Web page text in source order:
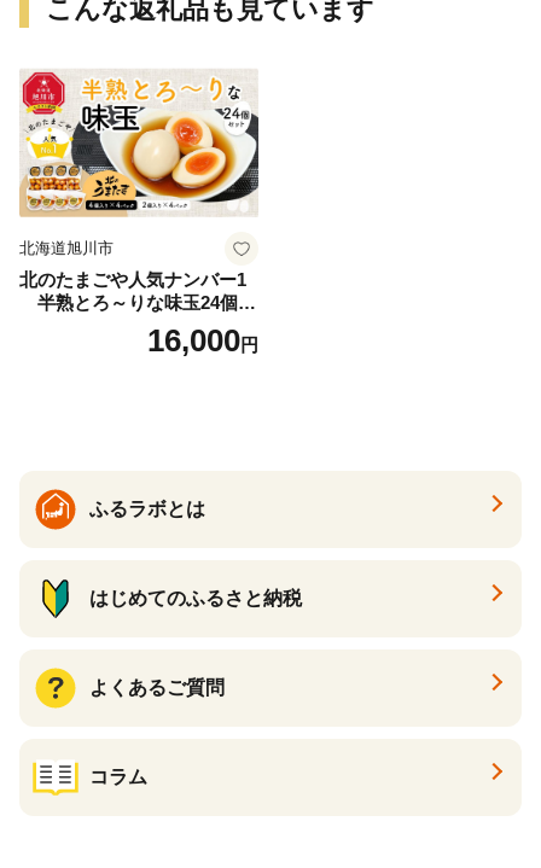
こんな返礼品も見ています
北海道旭川市
北のたまごや人気ナンバー1
半熟とろ～りな味玉24個入
16,000円
ふるラボとは
はじめてのふるさと納税
よくあるご質問
コラム